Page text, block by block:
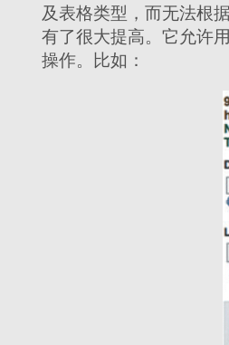
及表格类型，而无法根
有了很大提高。它允许
操作。比如：